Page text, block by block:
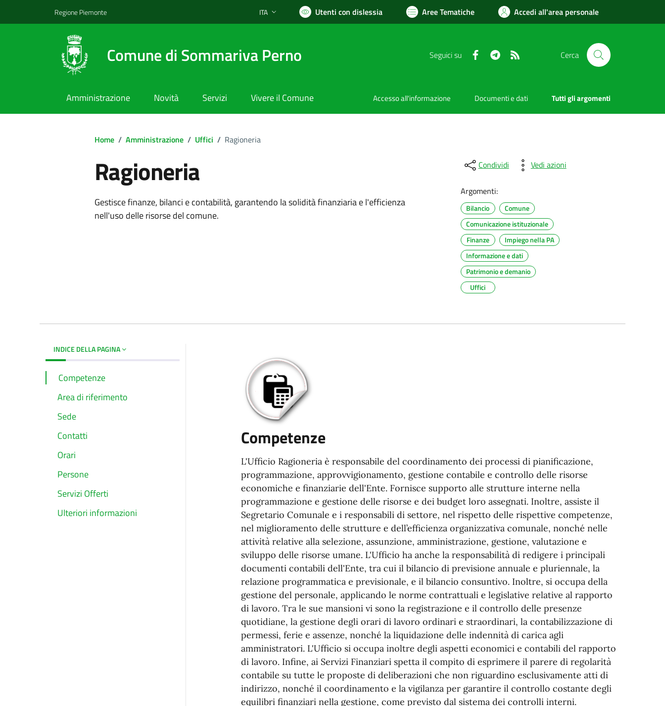
Regione Piemonte Lingua attiva:
ITA Utenti con dislessia Aree Tematiche Accedi all'area personale
Comune di Sommariva Perno Seguici su FacebookTelegram Cerca
Amministrazione Novità Servizi Vivere il Comune Accesso all'informazione Documenti e dati Tutti gli argomenti
Home / Amministrazione / Uffici / Ragioneria
Ragioneria
Gestisce finanze, bilanci e contabilità, garantendo la solidità finanziaria e l'efficienza
nell'uso delle risorse del comune.
Condividi Vedi azioni
Argomenti:
Bilancio
Comune
Comunicazione istituzionale
Finanze
Impiego nella PA
Informazione e dati
Patrimonio e demanio
Uffici
INDICE DELLA PAGINA
Competenze
Area di riferimento
Sede
Contatti
Orari
Persone
Servizi Offerti
Ulteriori informazioni
Competenze
L'Ufficio Ragioneria è responsabile del coordinamento dei processi di pianificazione,
programmazione, approvvigionamento, gestione contabile e controllo delle risorse
economiche e finanziarie dell'Ente. Fornisce supporto alle strutture interne nella
programmazione e gestione delle risorse e dei budget loro assegnati. Inoltre, assiste il
Segretario Comunale e i responsabili di settore, nel rispetto delle rispettive competenze,
nel miglioramento delle strutture e dell’efficienza organizzativa comunale, nonché nelle
attività relative alla selezione, assunzione, amministrazione, gestione, valutazione e
sviluppo delle risorse umane. L'Ufficio ha anche la responsabilità di redigere i principali
documenti contabili dell'Ente, tra cui il bilancio di previsione annuale e pluriennale, la
relazione programmatica e previsionale, e il bilancio consuntivo. Inoltre, si occupa della
gestione del personale, applicando le norme contrattuali e legislative relative al rapporto
di lavoro. Tra le sue mansioni vi sono la registrazione e il controllo delle presenze
quotidiane, la gestione degli orari di lavoro ordinari e straordinari, la contabilizzazione di
permessi, ferie e assenze, nonché la liquidazione delle indennità di carica agli
amministratori. L'Ufficio si occupa inoltre degli aspetti economici e contabili del rapporto
di lavoro. Infine, ai Servizi Finanziari spetta il compito di esprimere il parere di regolarità
contabile su tutte le proposte di deliberazioni che non riguardino esclusivamente atti di
indirizzo, nonché il coordinamento e la vigilanza per garantire il controllo costante degli
equilibri finanziari nella gestione, come previsto dal sistema dei controlli interni.